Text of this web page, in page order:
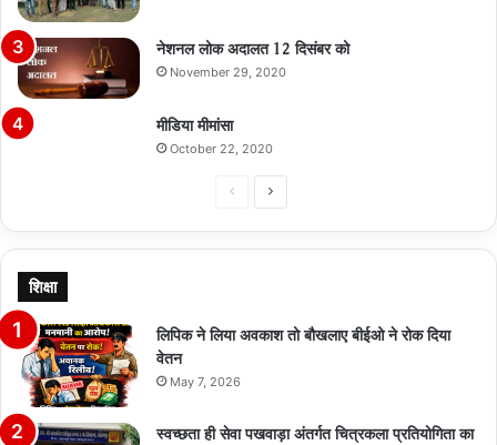
नेशनल लोक अदालत 12 दिसंबर को
November 29, 2020
मीडिया मीमांसा
October 22, 2020
PreviousNext
शिक्षा
लिपिक ने लिया अवकाश तो बौखलाए बीईओ ने रोक दिया
वेतन
May 7, 2026
स्वच्छता ही सेवा पखवाड़ा अंतर्गत चित्रकला प्रतियोगिता का